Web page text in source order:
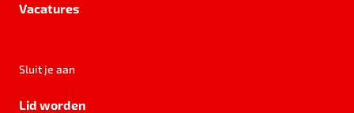
Vacatures
Sluit je aan
Lid worden